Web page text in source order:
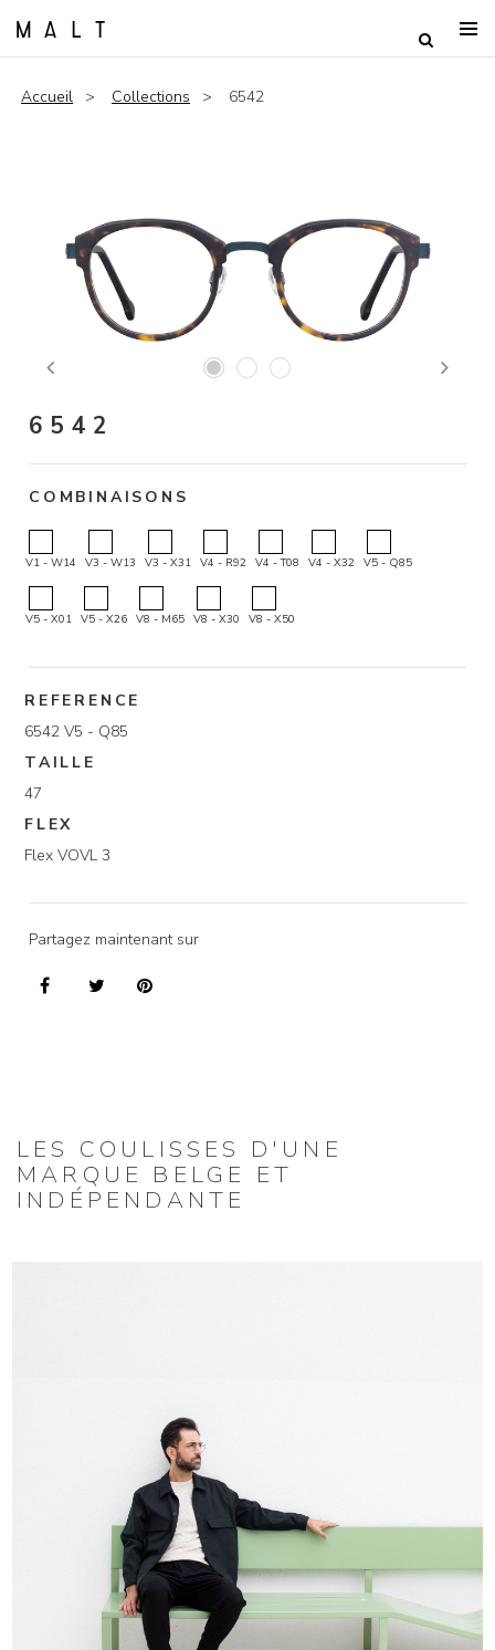
Accueil Collections 6542
Previous Next
6542
COMBINAISONS
V1 - W14 V3 - W13 V3 - X31 V4 - R92 V4 - T08 V4 - X32 V5 - Q85
V5 - X01 V5 - X26 V8 - M65 V8 - X30 V8 - X50
REFERENCE
6542 V5 - Q85
TAILLE
47
FLEX
Flex VOVL 3
Partagez maintenant sur
LES COULISSES D'UNE
MARQUE BELGE ET
INDÉPENDANTE